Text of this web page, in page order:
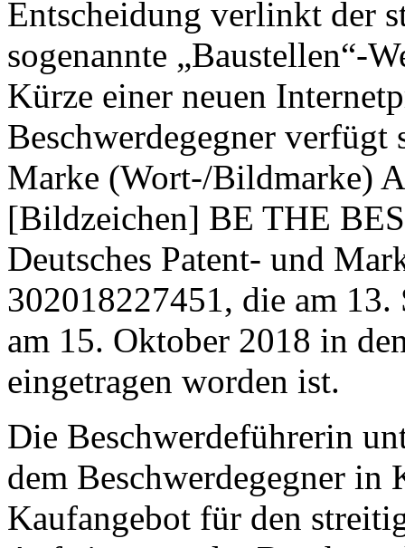
Entscheidung verlinkt der
sogenannte „Baustellen“-
Kürze einer neuen
Beschwerdegegner verfügt
Marke (Wort-/Bildmarke)
[Bildzeichen] BE THE
Deutsches Patent- und
302018227451, die am 13.
am 15. Oktober 2018 in
eingetragen worden ist.
Die Beschwerdeführerin
dem Beschwerdegegner
Kaufangebot für den